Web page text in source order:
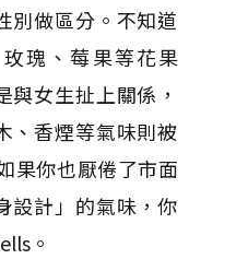
別做區分。 不知道
瑰、莓果等花果
與女生扯上關係，
、香煙等氣味則被
果你也厭倦了市面
設計」的氣味，你
。